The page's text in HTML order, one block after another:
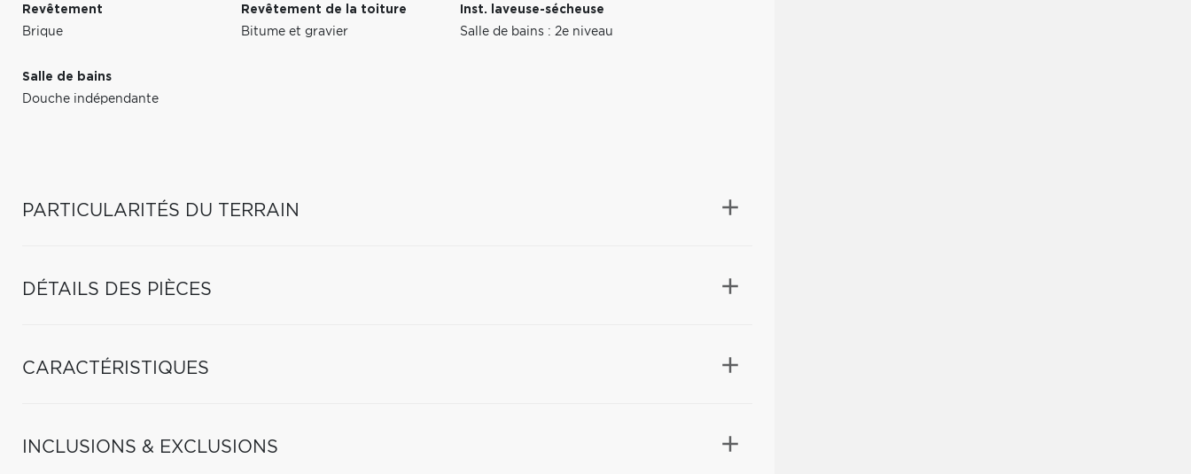
Revêtement
Brique
Revêtement de la toiture
Bitume et gravier
Inst. laveuse-sécheuse
Salle de bains : 2e niveau
Salle de bains
Douche indépendante
PARTICULARITÉS DU TERRAIN
DÉTAILS DES PIÈCES
CARACTÉRISTIQUES
INCLUSIONS & EXCLUSIONS